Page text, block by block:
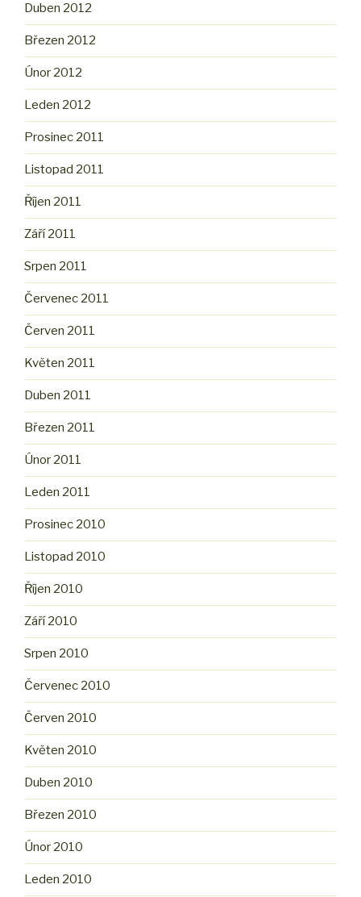
Duben 2012
Březen 2012
Únor 2012
Leden 2012
Prosinec 2011
Listopad 2011
Říjen 2011
Září 2011
Srpen 2011
Červenec 2011
Červen 2011
Květen 2011
Duben 2011
Březen 2011
Únor 2011
Leden 2011
Prosinec 2010
Listopad 2010
Říjen 2010
Září 2010
Srpen 2010
Červenec 2010
Červen 2010
Květen 2010
Duben 2010
Březen 2010
Únor 2010
Leden 2010